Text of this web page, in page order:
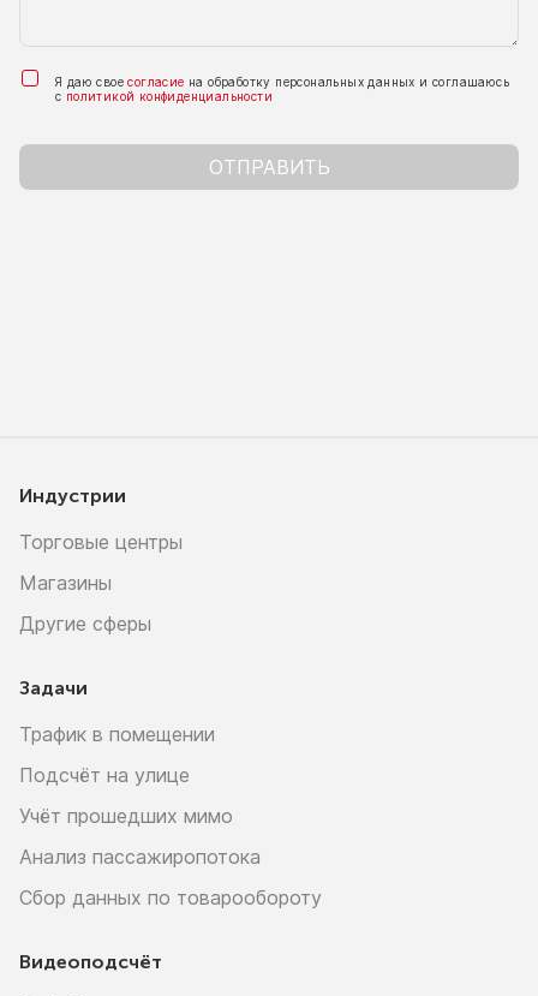
Я даю своесогласие на обработку персональных данных и соглашаюсь
с политикой конфиденциальности
ОТПРАВИТЬ
Индустрии
Торговые центры
Магазины
Другие сферы
Задачи
Трафик в помещении
Подсчёт на улице
Учёт прошедших мимо
Анализ пассажиропотока
Сбор данных по товарообороту
Видеоподсчёт